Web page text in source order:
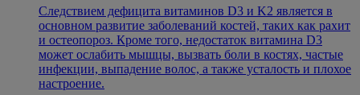
Следствием дефицита витаминов D3 и K2 является в
основном развитие заболеваний костей, таких как рахит
и остеопороз. Кроме того, недостаток витамина D3
может ослабить мышцы, вызвать боли в костях, частые
инфекции, выпадение волос, а также усталость и плохое
настроение.